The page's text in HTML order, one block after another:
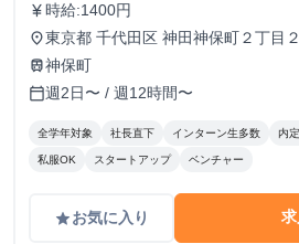
currency_yen 時給:1400円
place東京都 千代田区 神田神保町２丁目
５０２号室
train神保町
calendar_today週2日〜 / 週12時間〜
全学年対象 社長直下 インターン生多数 内
私服OK スタートアップ ベンチャー
gradeお気に入り